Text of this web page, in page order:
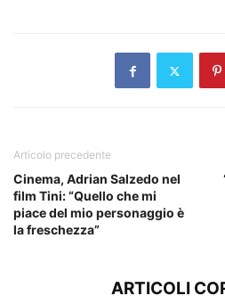
Articolo precedente
Cinema, Adrian Salzedo nel
film Tini: “Quello che mi
piace del mio personaggio è
la freschezza”
ARTICOLI